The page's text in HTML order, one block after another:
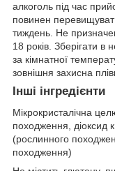
алкоголь під час
повинен
тиждень. Не
18 років. Зберігати в
за кімнатної
зовнішня захисна
Інші інгредієнти
Мікрокристалічна
походження, діоксид
(рослинного
походження)